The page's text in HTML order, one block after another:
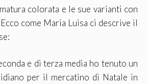
colorata e le sue varianti con
come Maria Luisa ci descrive il
e di terza media ho tenuto un
per il mercatino di Natale in